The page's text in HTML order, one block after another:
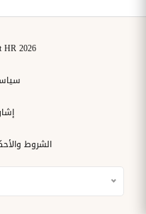
2026
الشروط